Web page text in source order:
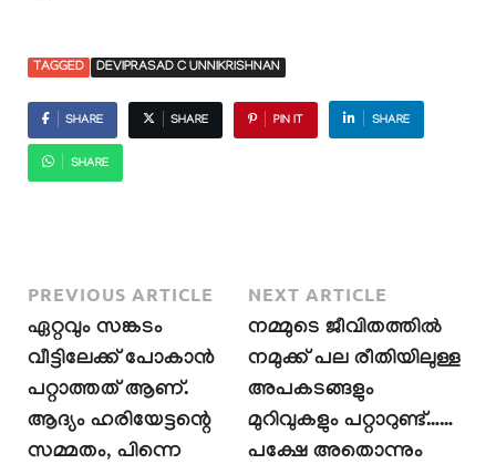
TAGGED DEVIPRASAD C UNNIKRISHNAN
SHARE SHARE PIN IT SHARE
SHARE
PREVIOUS ARTICLE
ഏറ്റവും സങ്കടം
വീട്ടിലേക്ക് പോകാൻ
പറ്റാത്തത് ആണ്.
ആദ്യം ഹരിയേട്ടന്റെ
സമ്മതം, പിന്നെ
NEXT ARTICLE
നമ്മുടെ ജീവിതത്തിൽ
നമുക്ക് പല രീതിയിലുള്ള
അപകടങ്ങളും
മുറിവുകളും പറ്റാറുണ്ട്……
പക്ഷേ അതൊന്നും